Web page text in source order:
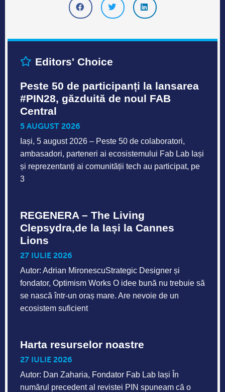
Editors' Choice
Peste 50 de participanți la lansarea
#PIN28, găzduită de noul FAB
Central
5 AUGUST 2026
Iași, 5 august 2026 – Peste 50 de colaboratori,
ambasadori, parteneri ai ecosistemului Fab Lab Iași
și reprezentanți ai comunității tech au participat, pe
3
REGENERA – The Living
Clepsydra,de la Iași la Cannes
Lions
27 IULIE 2026
Autor: Adrian MironescuStrategic Designer și
fondator, Optimism Works O idee bună nu trebuie să
se nască într-un oraș mare. Are nevoie de un
ecosistem suficient
Harta resurselor noastre
27 IULIE 2026
Autor: Dan Zaharia, Fondator Fab Lab Iași În
numărul precedent al revistei PIN spuneam că o